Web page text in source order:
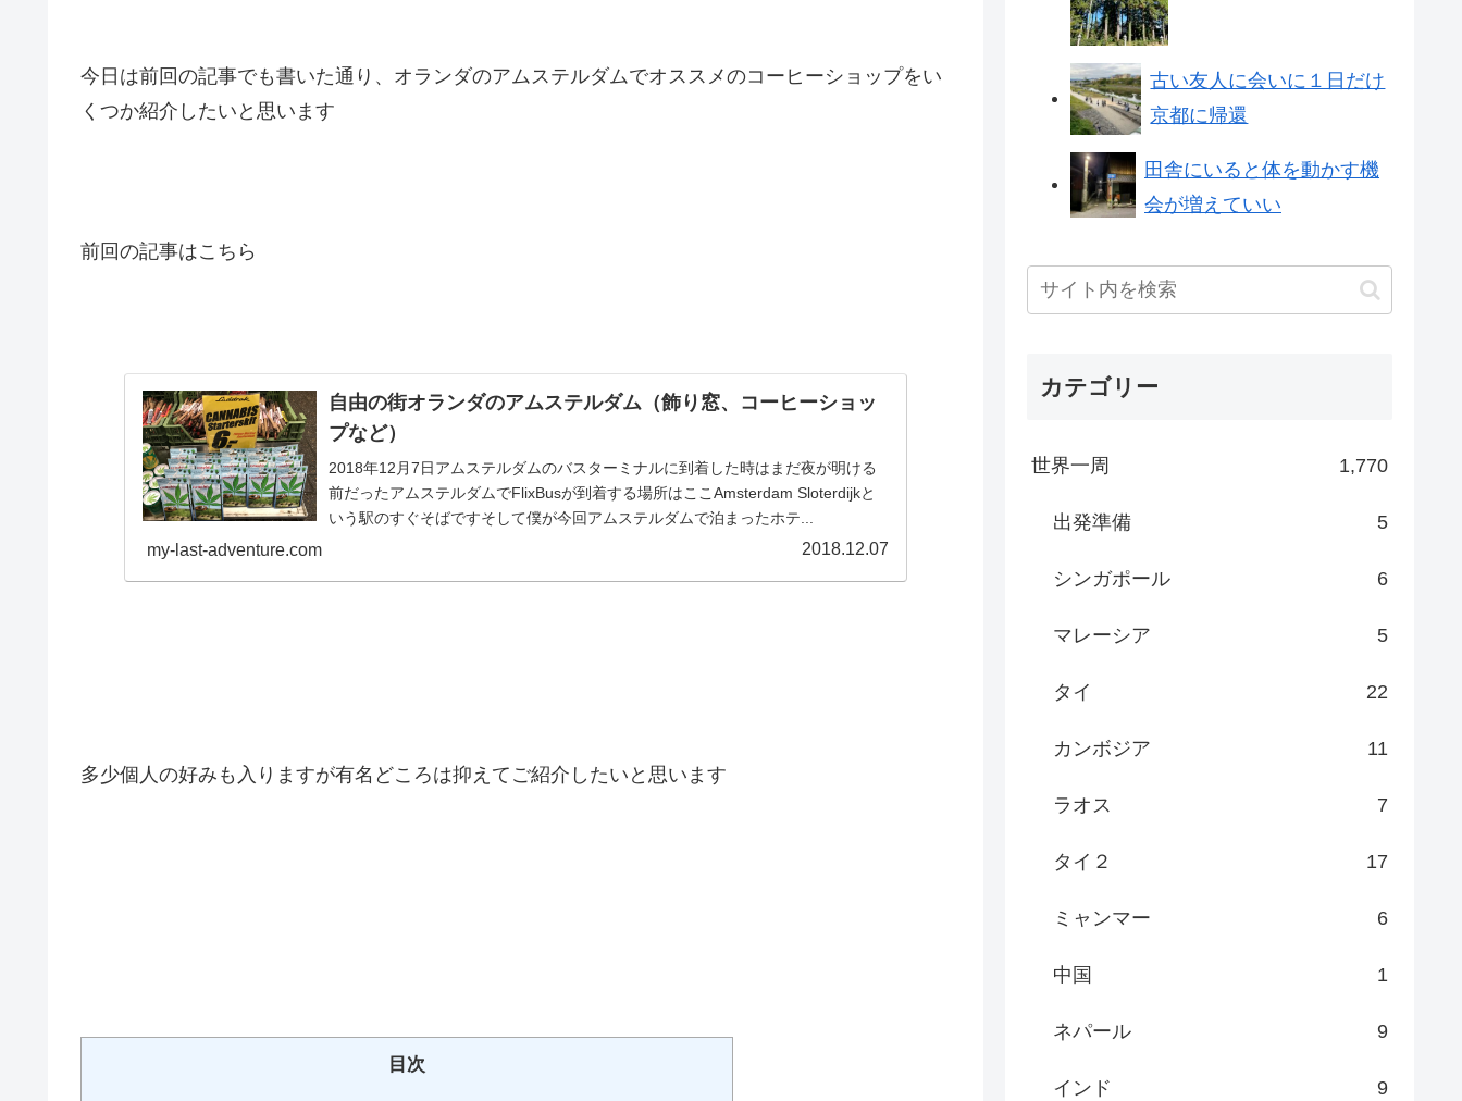
今日は前回の記事でも書いた通り、オランダのアムステルダムでオススメのコーヒーショップをい
くつか紹介したいと思います
前回の記事はこちら
自由の街オランダのアムステルダム（飾り窓、コーヒーショッ
プなど）
2018年12月7日アムステルダムのバスターミナルに到着した時はまだ夜が明ける
前だったアムステルダムでFlixBusが到着する場所はここAmsterdam Sloterdijkと
いう駅のすぐそばですそして僕が今回アムステルダムで泊まったホテ...
my-last-adventure.com 2018.12.07
多少個人の好みも入りますが有名どころは抑えてご紹介したいと思います
目次
古い友人に会いに１日だけ
京都に帰還
田舎にいると体を動かす機
会が増えていい
カテゴリー
世界一周 1,770
出発準備 5
シンガポール 6
マレーシア 5
タイ 22
カンボジア 11
ラオス 7
タイ２ 17
ミャンマー 6
中国 1
ネパール 9
インド 9